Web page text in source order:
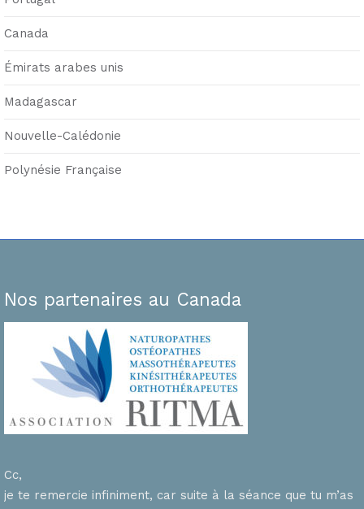
Canada
Émirats arabes unis
Madagascar
Nouvelle-Calédonie
Polynésie Française
Nos partenaires au Canada
Cc,
je te remercie infiniment, car suite à la séance que tu m’as